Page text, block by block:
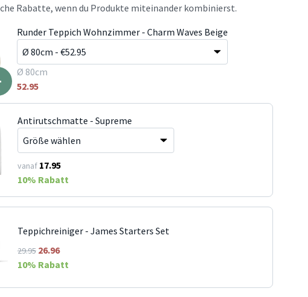
Rabatte, wenn du Produkte miteinander kombinierst.
Runder Teppich Wohnzimmer - Charm Waves Beige
Ø 80cm
52.95
Antirutschmatte - Supreme
vanaf 17.95
10% Rabatt
Teppichreiniger - James Starters Set
29.95 26.96
10% Rabatt